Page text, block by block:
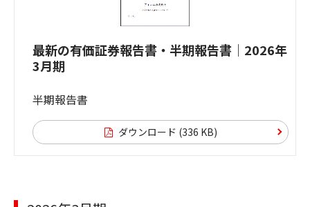
最新の有価証券報告書・半期報告書｜2026年
3月期
半期報告書
ダウンロード (336 KB)